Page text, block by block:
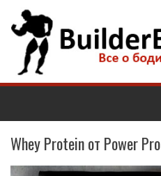
Наверх
Whey Protein от Power Pro